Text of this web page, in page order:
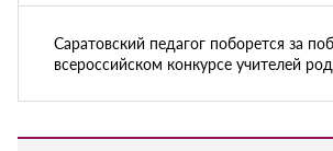
Саратовский педагог поборется за
всероссийском конкурсе учителей